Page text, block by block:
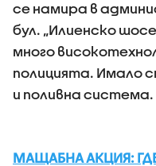
се намира в
бул. „Илиенско
много
полицията. Имало
и поливна система.
МАЩАБНА АКЦИЯ: